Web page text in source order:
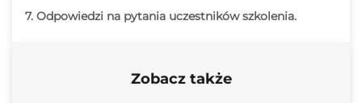
7. Odpowiedzi na pytania uczestników szkolenia.
Zobacz także